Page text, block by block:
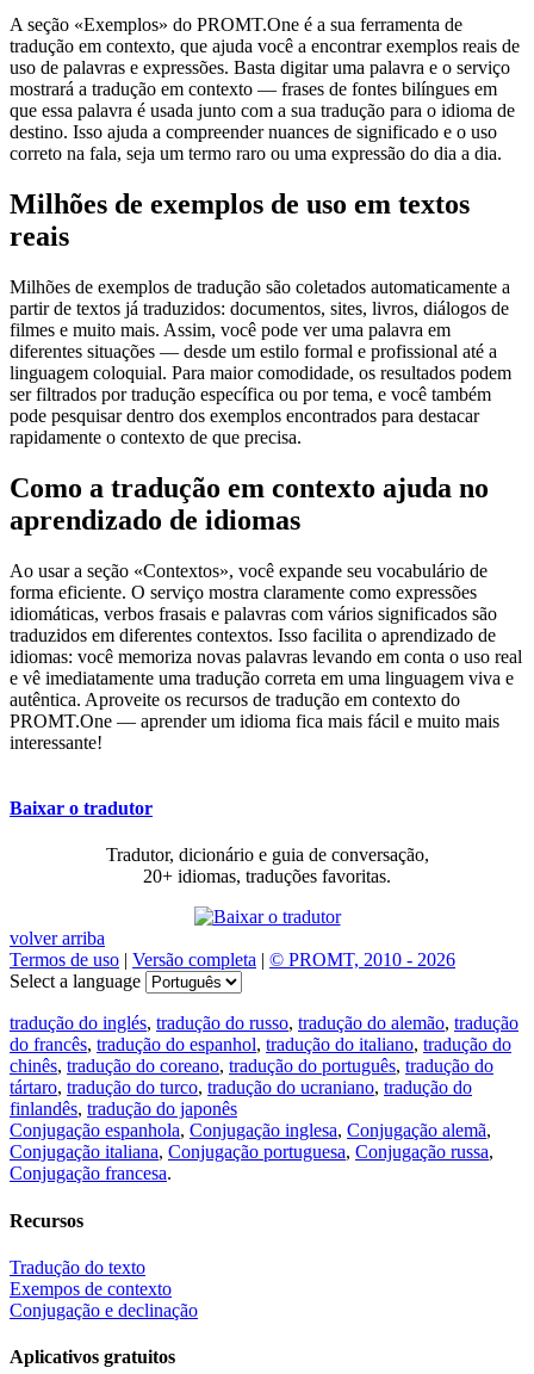
A seção «Exemplos» do PROMT.One é a sua ferramenta de
tradução em contexto, que ajuda você a encontrar exemplos reais de
uso de palavras e expressões. Basta digitar uma palavra e o serviço
mostrará a tradução em contexto — frases de fontes bilíngues em
que essa palavra é usada junto com a sua tradução para o idioma de
destino. Isso ajuda a compreender nuances de significado e o uso
correto na fala, seja um termo raro ou uma expressão do dia a dia.
Milhões de exemplos de uso em textos
reais
Milhões de exemplos de tradução são coletados automaticamente a
partir de textos já traduzidos: documentos, sites, livros, diálogos de
filmes e muito mais. Assim, você pode ver uma palavra em
diferentes situações — desde um estilo formal e profissional até a
linguagem coloquial. Para maior comodidade, os resultados podem
ser filtrados por tradução específica ou por tema, e você também
pode pesquisar dentro dos exemplos encontrados para destacar
rapidamente o contexto de que precisa.
Como a tradução em contexto ajuda no
aprendizado de idiomas
Ao usar a seção «Contextos», você expande seu vocabulário de
forma eficiente. O serviço mostra claramente como expressões
idiomáticas, verbos frasais e palavras com vários significados são
traduzidos em diferentes contextos. Isso facilita o aprendizado de
idiomas: você memoriza novas palavras levando em conta o uso real
e vê imediatamente uma tradução correta em uma linguagem viva e
autêntica. Aproveite os recursos de tradução em contexto do
PROMT.One — aprender um idioma fica mais fácil e muito mais
interessante!
Baixar o tradutor
Tradutor, dicionário e guia de conversação,
20+ idiomas, traduções favoritas.
volver arriba
Termos de uso | Versão completa | © PROMT, 2010 - 2026
Select a language
tradução do inglés, tradução do russo, tradução do alemão, tradução
do francês, tradução do espanhol, tradução do italiano, tradução do
chinês, tradução do coreano, tradução do português, tradução do
tártaro, tradução do turco, tradução do ucraniano, tradução do
finlandês, tradução do japonês
Conjugação espanhola, Conjugação inglesa, Conjugação alemã,
Conjugação italiana, Conjugação portuguesa, Conjugação russa,
Conjugação francesa.
Recursos
Tradução do texto
Exempos de contexto
Conjugação e declinação
Aplicativos gratuitos